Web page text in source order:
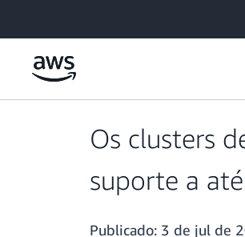
Os clusters
suporte a
Publicado: 3 de jul de